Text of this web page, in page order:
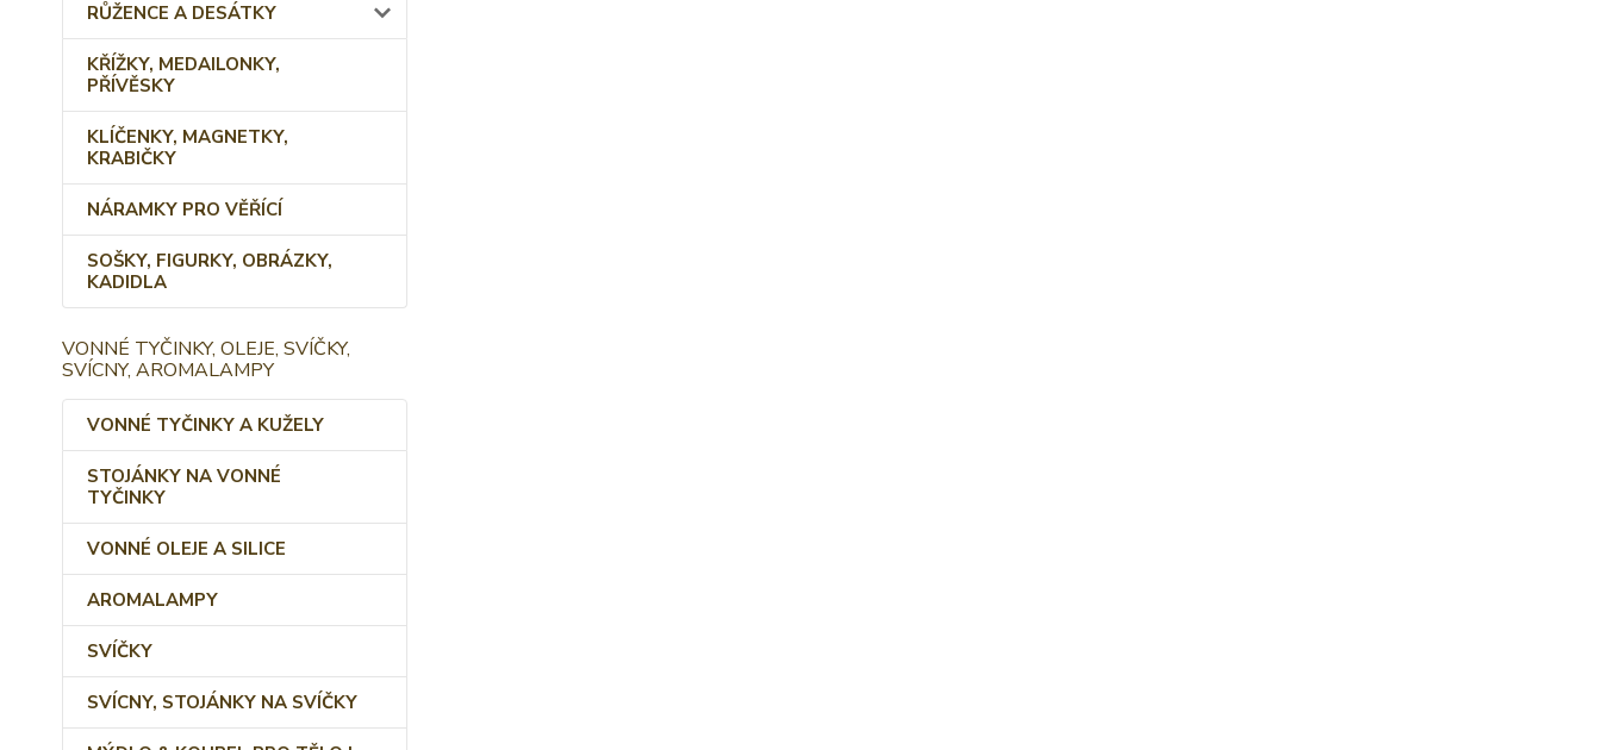
RŮŽENCE A DESÁTKY
KŘÍŽKY, MEDAILONKY,
PŘÍVĚSKY
KLÍČENKY, MAGNETKY,
KRABIČKY
NÁRAMKY PRO VĚŘÍCÍ
SOŠKY, FIGURKY, OBRÁZKY,
KADIDLA
VONNÉ TYČINKY, OLEJE, SVÍČKY,
SVÍCNY, AROMALAMPY
VONNÉ TYČINKY A KUŽELY
STOJÁNKY NA VONNÉ
TYČINKY
VONNÉ OLEJE A SILICE
AROMALAMPY
SVÍČKY
SVÍCNY, STOJÁNKY NA SVÍČKY